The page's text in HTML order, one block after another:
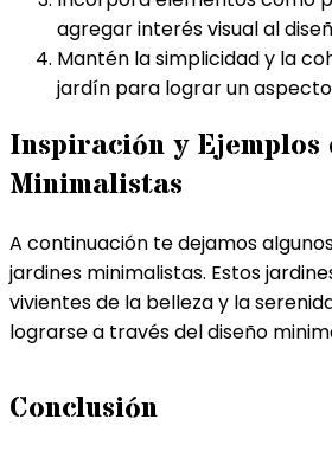
agregar interés visual al
Mantén la simplicidad y la
jardín para lograr un
Inspiración y Ejemplos
Minimalistas
A continuación te dejamos
jardines minimalistas. Estos
vivientes de la belleza y la
lograrse a través del diseño
Conclusión